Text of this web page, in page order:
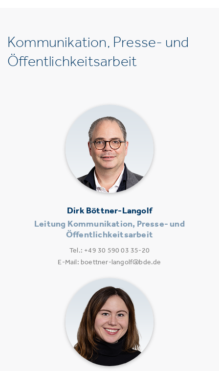
Kommunikation, Presse- und
Öffentlichkeitsarbeit
Dirk Böttner-Langolf
Leitung Kommunikation, Presse- und
Öffentlichkeitsarbeit
Tel.: +49 30 590 03 35-20
E-Mail: boettner-langolf@bde.de